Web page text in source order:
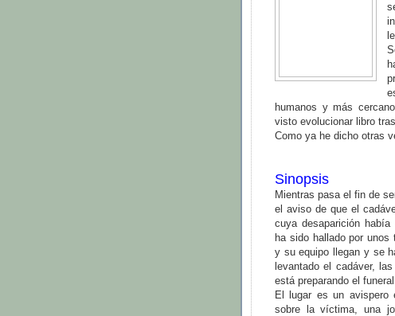
humanos y más
visto evolucionar libro
Como ya he dicho otras
Sinopsis
Mientras pasa el fin de
el aviso de que el
cuya desaparición había
ha sido hallado por
y su equipo llegan y se
levantado el cadáver,
está preparando el funeral.
El lugar es un avispero
sobre la víctima, una